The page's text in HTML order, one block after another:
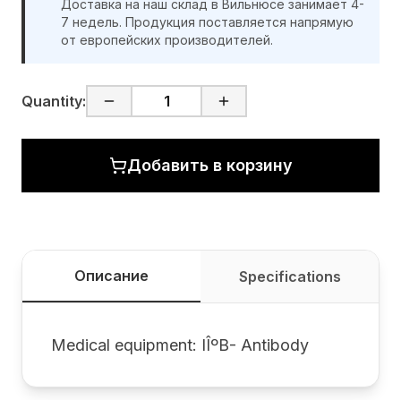
Доставка на наш склад в Вильнюсе занимает 4-
7 недель. Продукция поставляется напрямую
от европейских производителей.
Quantity:
Добавить в корзину
Описание Specifications
Medical equipment: IÎºB- Antibody